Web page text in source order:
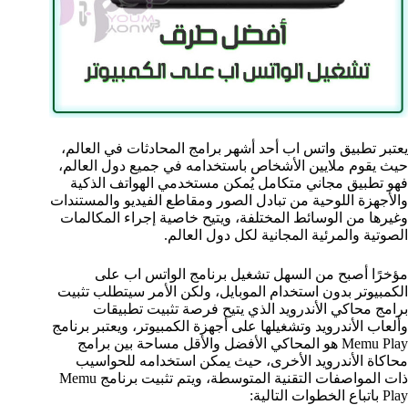
يعتبر تطبيق واتس اب أحد أشهر برامج المحادثات في العالم،
حيث يقوم ملايين الأشخاص باستخدامه في جميع دول العالم،
فهو تطبيق مجاني متكامل يُمكن مستخدمي الهواتف الذكية
والأجهزة اللوحية من تبادل الصور ومقاطع الفيديو والمستندات
وغيرها من الوسائط المختلفة، ويتيح خاصية إجراء المكالمات
الصوتية والمرئية المجانية لكل دول العالم.
مؤخرًا أصبح من السهل تشغيل برنامج الواتس اب على
الكمبيوتر بدون استخدام الموبايل، ولكن الأمر سيتطلب تثبيت
برامج محاكي الأندرويد الذي يتيح فرصة تثبيت تطبيقات
وألعاب الأندرويد وتشغيلها على أجهزة الكمبيوتر، ويعتبر برنامج
Memu Play هو المحاكي الأفضل والأقل مساحة بين برامج
محاكاة الأندرويد الأخرى، حيث يمكن استخدامه للحواسيب
ذات المواصفات التقنية المتوسطة، ويتم تثبيت برنامج Memu
Play باتباع الخطوات التالية: